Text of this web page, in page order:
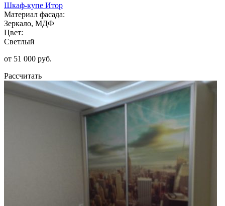
Шкаф-купе Итор
Материал фасада:
Зеркало, МДФ
Цвет:
Светлый
от 51 000 руб.
Рассчитать